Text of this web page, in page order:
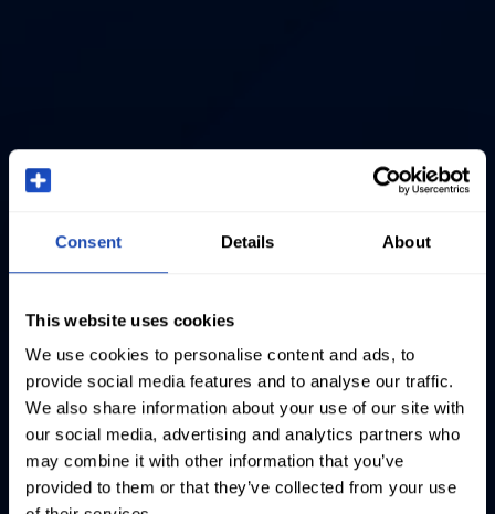
Consent Details About
This website uses cookies
We use cookies to personalise content and ads, to
provide social media features and to analyse our traffic.
We also share information about your use of our site with
our social media, advertising and analytics partners who
may combine it with other information that you’ve
provided to them or that they’ve collected from your use